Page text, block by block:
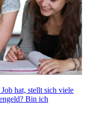
hat, stellt sich viele
Bin ich